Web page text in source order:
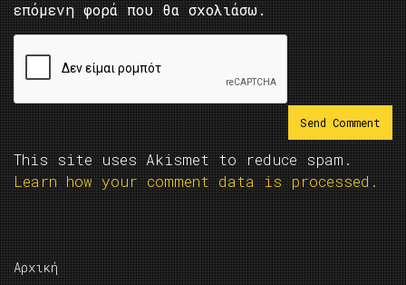
επόμενη φορά που θα σχολιάσω.
This site uses Akismet to reduce spam.
Learn how your comment data is processed.
Αρχική